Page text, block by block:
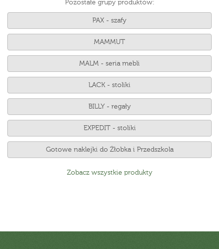
Pozostałe grupy produktów:
PAX - szafy
MAMMUT
MALM - seria mebli
LACK - stoliki
BILLY - regały
EXPEDIT - stoliki
Gotowe naklejki do Żłobka i Przedszkola
Zobacz wszystkie produkty